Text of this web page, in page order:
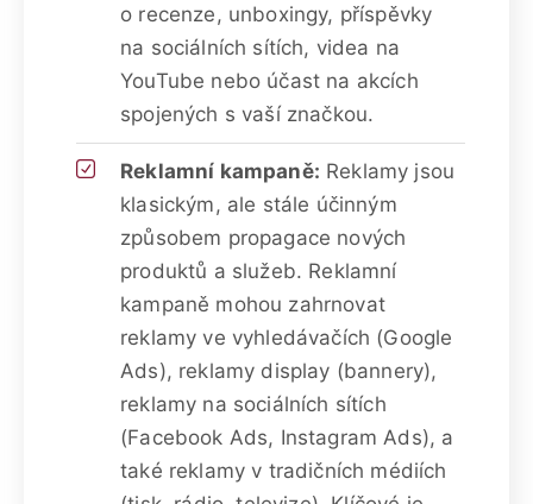
o recenze, unboxingy, příspěvky
na sociálních sítích, videa na
YouTube nebo účast na akcích
spojených s vaší značkou.
Reklamní kampaně: Reklamy jsou
klasickým, ale stále účinným
způsobem propagace nových
produktů a služeb. Reklamní
kampaně mohou zahrnovat
reklamy ve vyhledávačích (Google
Ads), reklamy display (bannery),
reklamy na sociálních sítích
(Facebook Ads, Instagram Ads), a
také reklamy v tradičních médiích